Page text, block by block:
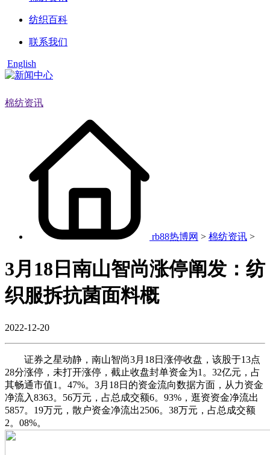
纺织百科
联系我们
English
棉纺资讯
rb88热博网 > 棉纺资讯 >
3月18日南山智尚涨停阐发：纺
织服拆抗菌面料概
2022-12-20
证券之星动静，南山智尚3月18日涨停收盘，该股于13点
28分涨停，未打开涨停，截止收盘封单资金为1。32亿元，占
其畅通市值1。47%。3月18日的资金流向数据方面，从力资金
净流入8363。56万元，占总成交额6。93%，逛资资金净流出
5857。19万元，散户资金净流出2506。38万元，占总成交额
2。08%。